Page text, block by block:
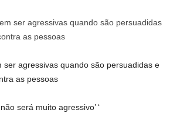
ser agressivas quando são persuadidas e
as pessoas
será muito agressivo’ ‘